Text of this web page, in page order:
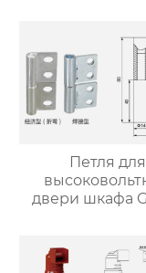
Петля для
двери шкафа